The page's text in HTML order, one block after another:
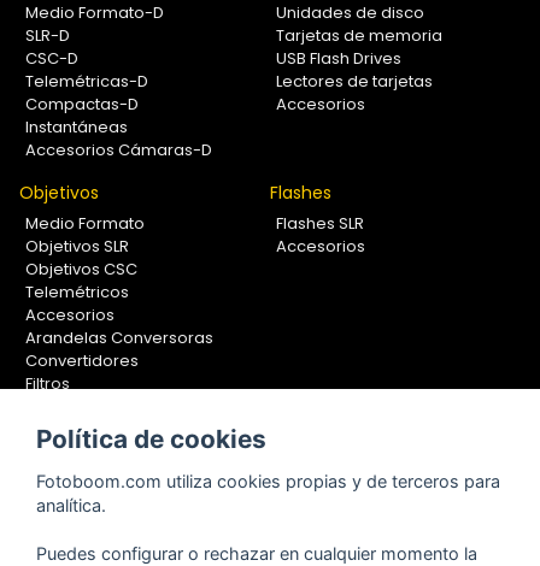
Medio Formato-D
SLR-D
CSC-D
Telemétricas-D
Compactas-D
Instantáneas
Accesorios Cámaras-D
Unidades de disco
Tarjetas de memoria
USB Flash Drives
Lectores de tarjetas
Accesorios
Objetivos
Medio Formato
Objetivos SLR
Objetivos CSC
Telemétricos
Accesorios
Arandelas Conversoras
Convertidores
Filtros
Calibradores
Flashes
Flashes SLR
Accesorios
Soportes Fotografía
Monopiés
Trípodes
Política de cookies
Fotoboom.com utiliza cookies propias y de terceros para
analítica.
Puedes configurar o rechazar en cualquier momento la